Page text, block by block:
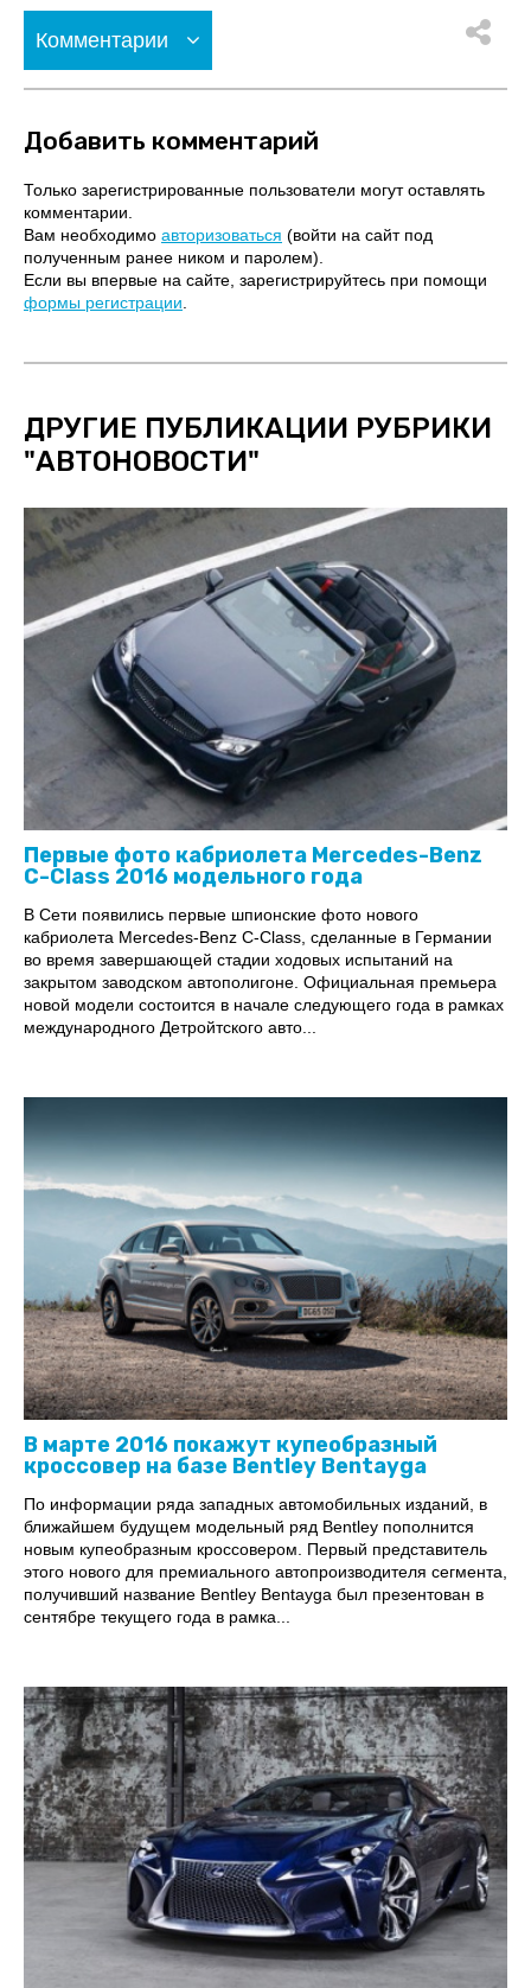
Комментарии
Добавить комментарий
Только зарегистрированные пользователи могут оставлять
комментарии.
Вам необходимо авторизоваться (войти на сайт под
полученным ранее ником и паролем).
Если вы впервые на сайте, зарегистрируйтесь при помощи
формы регистрации
ДРУГИЕ ПУБЛИКАЦИИ РУБРИКИ
"АВТОНОВОСТИ"
Первые фото кабриолета Mercedes-Benz
С-Class 2016 модельного года
В Сети появились первые шпионские фото нового
кабриолета Mercedes-Benz C-Class, сделанные в Германии
во время завершающей стадии ходовых испытаний на
закрытом заводском автополигоне. Официальная премьера
новой модели состоится в начале следующего года в рамках
международного Детройтского авто...
В марте 2016 покажут купеобразный
кроссовер на базе Bentley Bentayga
По информации ряда западных автомобильных изданий, в
ближайшем будущем модельный ряд Bentley пополнится
новым купеобразным кроссовером. Первый представитель
этого нового для премиального автопроизводителя сегмента,
получивший название Bentley Bentayga был презентован в
сентябре текущего года в рамка...